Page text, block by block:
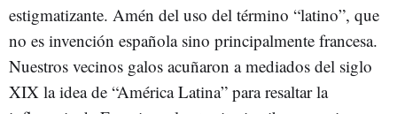
estigmatizante. Amén del uso del término “latino”, que
no es invención española sino principalmente francesa.
Nuestros vecinos galos acuñaron a mediados del siglo
XIX la idea de “América Latina” para resaltar la